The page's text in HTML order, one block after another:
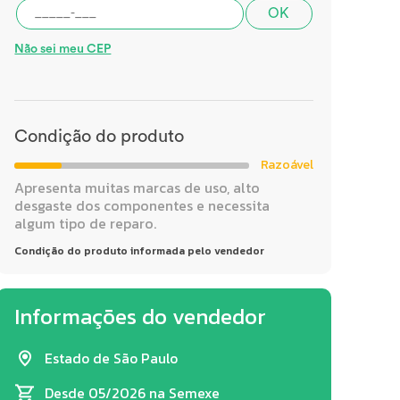
OK
Não sei meu CEP
Condição do produto
Razoável
Apresenta muitas marcas de uso, alto
desgaste dos componentes e necessita
algum tipo de reparo.
Condição do produto informada pelo vendedor
Informações do vendedor
Estado de São Paulo
Desde 05/2026 na Semexe